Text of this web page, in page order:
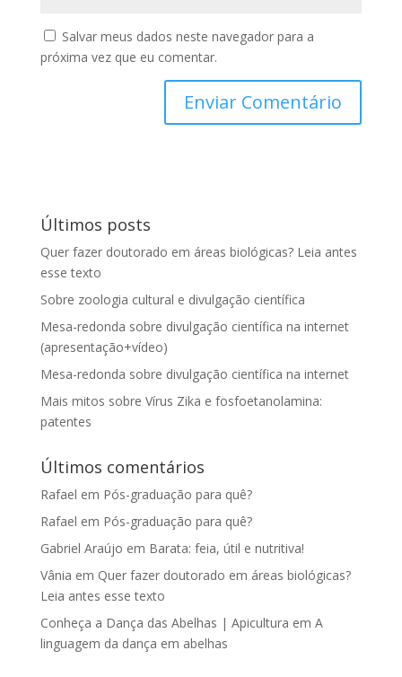
Salvar meus dados neste navegador para a
próxima vez que eu comentar.
Últimos posts
Quer fazer doutorado em áreas biológicas? Leia antes
esse texto
Sobre zoologia cultural e divulgação científica
Mesa-redonda sobre divulgação científica na internet
(apresentação+vídeo)
Mesa-redonda sobre divulgação científica na internet
Mais mitos sobre Vírus Zika e fosfoetanolamina:
patentes
Últimos comentários
Rafael em Pós-graduação para quê?
Rafael em Pós-graduação para quê?
Gabriel Araújo em Barata: feia, útil e nutritiva!
Vânia em Quer fazer doutorado em áreas biológicas?
Leia antes esse texto
Conheça a Dança das Abelhas | Apicultura em A
linguagem da dança em abelhas